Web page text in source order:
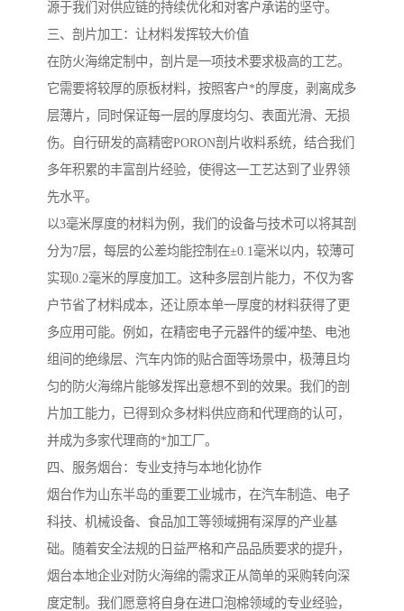
源于我们对供应链的持续优化和对客户承诺的坚守。
三、剖片加工：让材料发挥较大价值
在防火海绵定制中，剖片是一项技术要求极高的工艺。
它需要将较厚的原板材料，按照客户*的厚度，剥离成多
层薄片，同时保证每一层的厚度均匀、表面光滑、无损
伤。自行研发的高精密PORON剖片收料系统，结合我们
多年积累的丰富剖片经验，使得这一工艺达到了业界领
先水平。
以3毫米厚度的材料为例，我们的设备与技术可以将其剖
分为7层，每层的公差均能控制在±0.1毫米以内，较薄可
实现0.2毫米的厚度加工。这种多层剖片能力，不仅为客
户节省了材料成本，还让原本单一厚度的材料获得了更
多应用可能。例如，在精密电子元器件的缓冲垫、电池
组间的绝缘层、汽车内饰的贴合面等场景中，极薄且均
匀的防火海绵片能够发挥出意想不到的效果。我们的剖
片加工能力，已得到众多材料供应商和代理商的认可，
并成为多家代理商的*加工厂。
四、服务烟台：专业支持与本地化协作
烟台作为山东半岛的重要工业城市，在汽车制造、电子
科技、机械设备、食品加工等领域拥有深厚的产业基
础。随着安全法规的日益严格和产品品质要求的提升，
烟台本地企业对防火海绵的需求正从简单的采购转向深
度定制。我们愿意将自身在进口泡棉领域的专业经验，